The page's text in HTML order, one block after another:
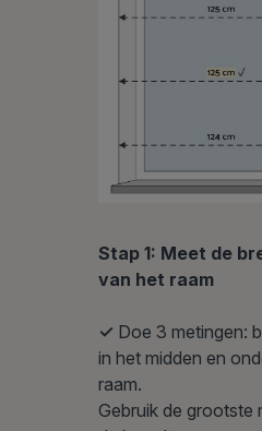
Stap 1: Meet de
van het raam
✓ Doe 3 metingen:
in het midden en
raam.
Gebruik de grootste